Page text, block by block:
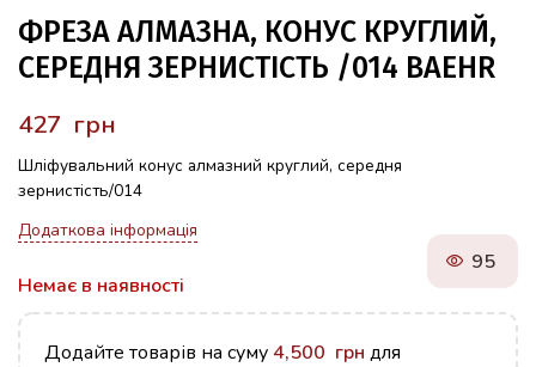
ФРЕЗА АЛМАЗНА, КОНУС КРУГЛИЙ,
СЕРЕДНЯ ЗЕРНИСТІСТЬ /014 BAEHR
грн
Шліфувальний конус алмазний круглий, середня
зернистість/014
Додаткова інформація
Немає в наявності
95
Додайте товарів на суму 4,500 грн для